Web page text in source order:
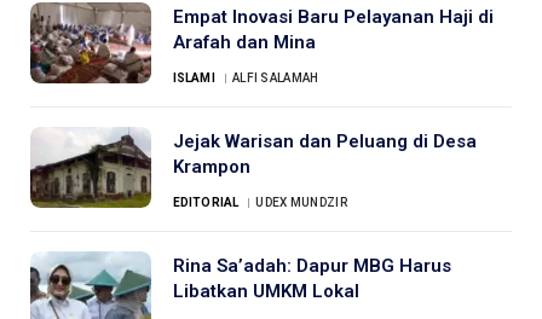
Empat Inovasi Baru Pelayanan Haji di
Arafah dan Mina
ISLAMI ALFI SALAMAH
Jejak Warisan dan Peluang di Desa
Krampon
EDITORIAL UDEX MUNDZIR
Rina Sa’adah: Dapur MBG Harus
Libatkan UMKM Lokal